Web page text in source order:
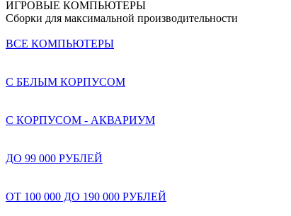
ИГРОВЫЕ КОМПЬЮТЕРЫ
Сборки для максимальной производительности
ВСЕ КОМПЬЮТЕРЫ
С БЕЛЫМ КОРПУСОМ
С КОРПУСОМ - АКВАРИУМ
ДО 99 000 РУБЛЕЙ
ОТ 100 000 ДО 190 000 РУБЛЕЙ